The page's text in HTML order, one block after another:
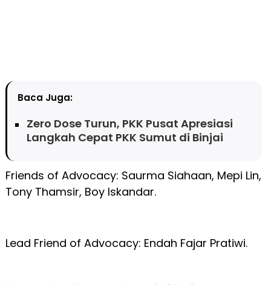
Baca Juga:
Zero Dose Turun, PKK Pusat Apresiasi
Langkah Cepat PKK Sumut di Binjai
Friends of Advocacy: Saurma Siahaan, Mepi Lin,
Tony Thamsir, Boy Iskandar.
Lead Friend of Advocacy: Endah Fajar Pratiwi.